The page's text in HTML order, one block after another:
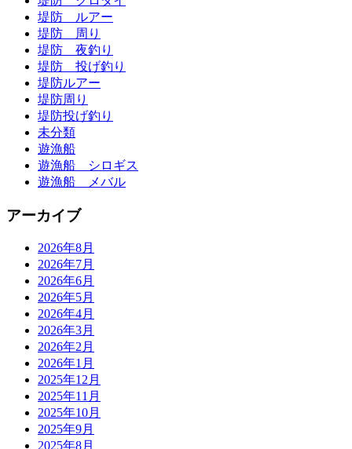
堤防 ルアー
堤防 周り
堤防 夜釣り
堤防 投げ釣り
堤防ルアー
堤防周り
堤防投げ釣り
未分類
遊漁船
遊漁船 シロギス
遊漁船 メバル
アーカイブ
2026年8月
2026年7月
2026年6月
2026年5月
2026年4月
2026年3月
2026年2月
2026年1月
2025年12月
2025年11月
2025年10月
2025年9月
2025年8月